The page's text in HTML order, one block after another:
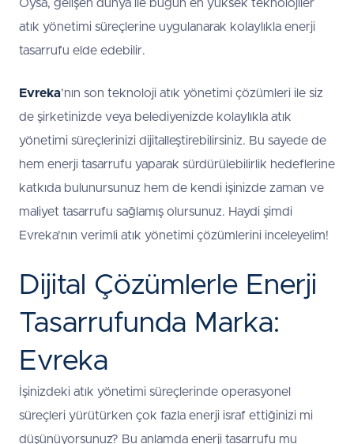
Oysa, gelişen dünya ile bugün en yüksek teknolojiler
atık yönetimi süreçlerine uygulanarak kolaylıkla enerji
tasarrufu elde edebilir.
Evreka’nın son teknoloji atık yönetimi çözümleri ile siz
de şirketinizde veya belediyenizde kolaylıkla atık
yönetimi süreçlerinizi dijitalleştirebilirsiniz. Bu sayede de
hem enerji tasarrufu yaparak sürdürülebilirlik hedeflerine
katkıda bulunursunuz hem de kendi işinizde zaman ve
maliyet tasarrufu sağlamış olursunuz. Haydi şimdi
Evreka’nın verimli atık yönetimi çözümlerini inceleyelim!
Dijital Çözümlerle Enerji
Tasarrufunda Marka:
Evreka
İşinizdeki atık yönetimi süreçlerinde operasyonel
süreçleri yürütürken çok fazla enerji israf ettiğinizi mi
düşünüyorsunuz? Bu anlamda enerji tasarrufu mu